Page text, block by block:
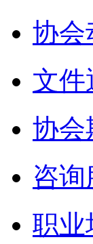
协会
文件
协会
咨询
职业